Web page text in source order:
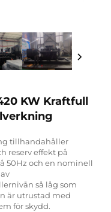
KW Kraftfull
tillhandahåller
reserv effekt på
50Hz och en nominell
så låg som
är utrustad med
för skydd.